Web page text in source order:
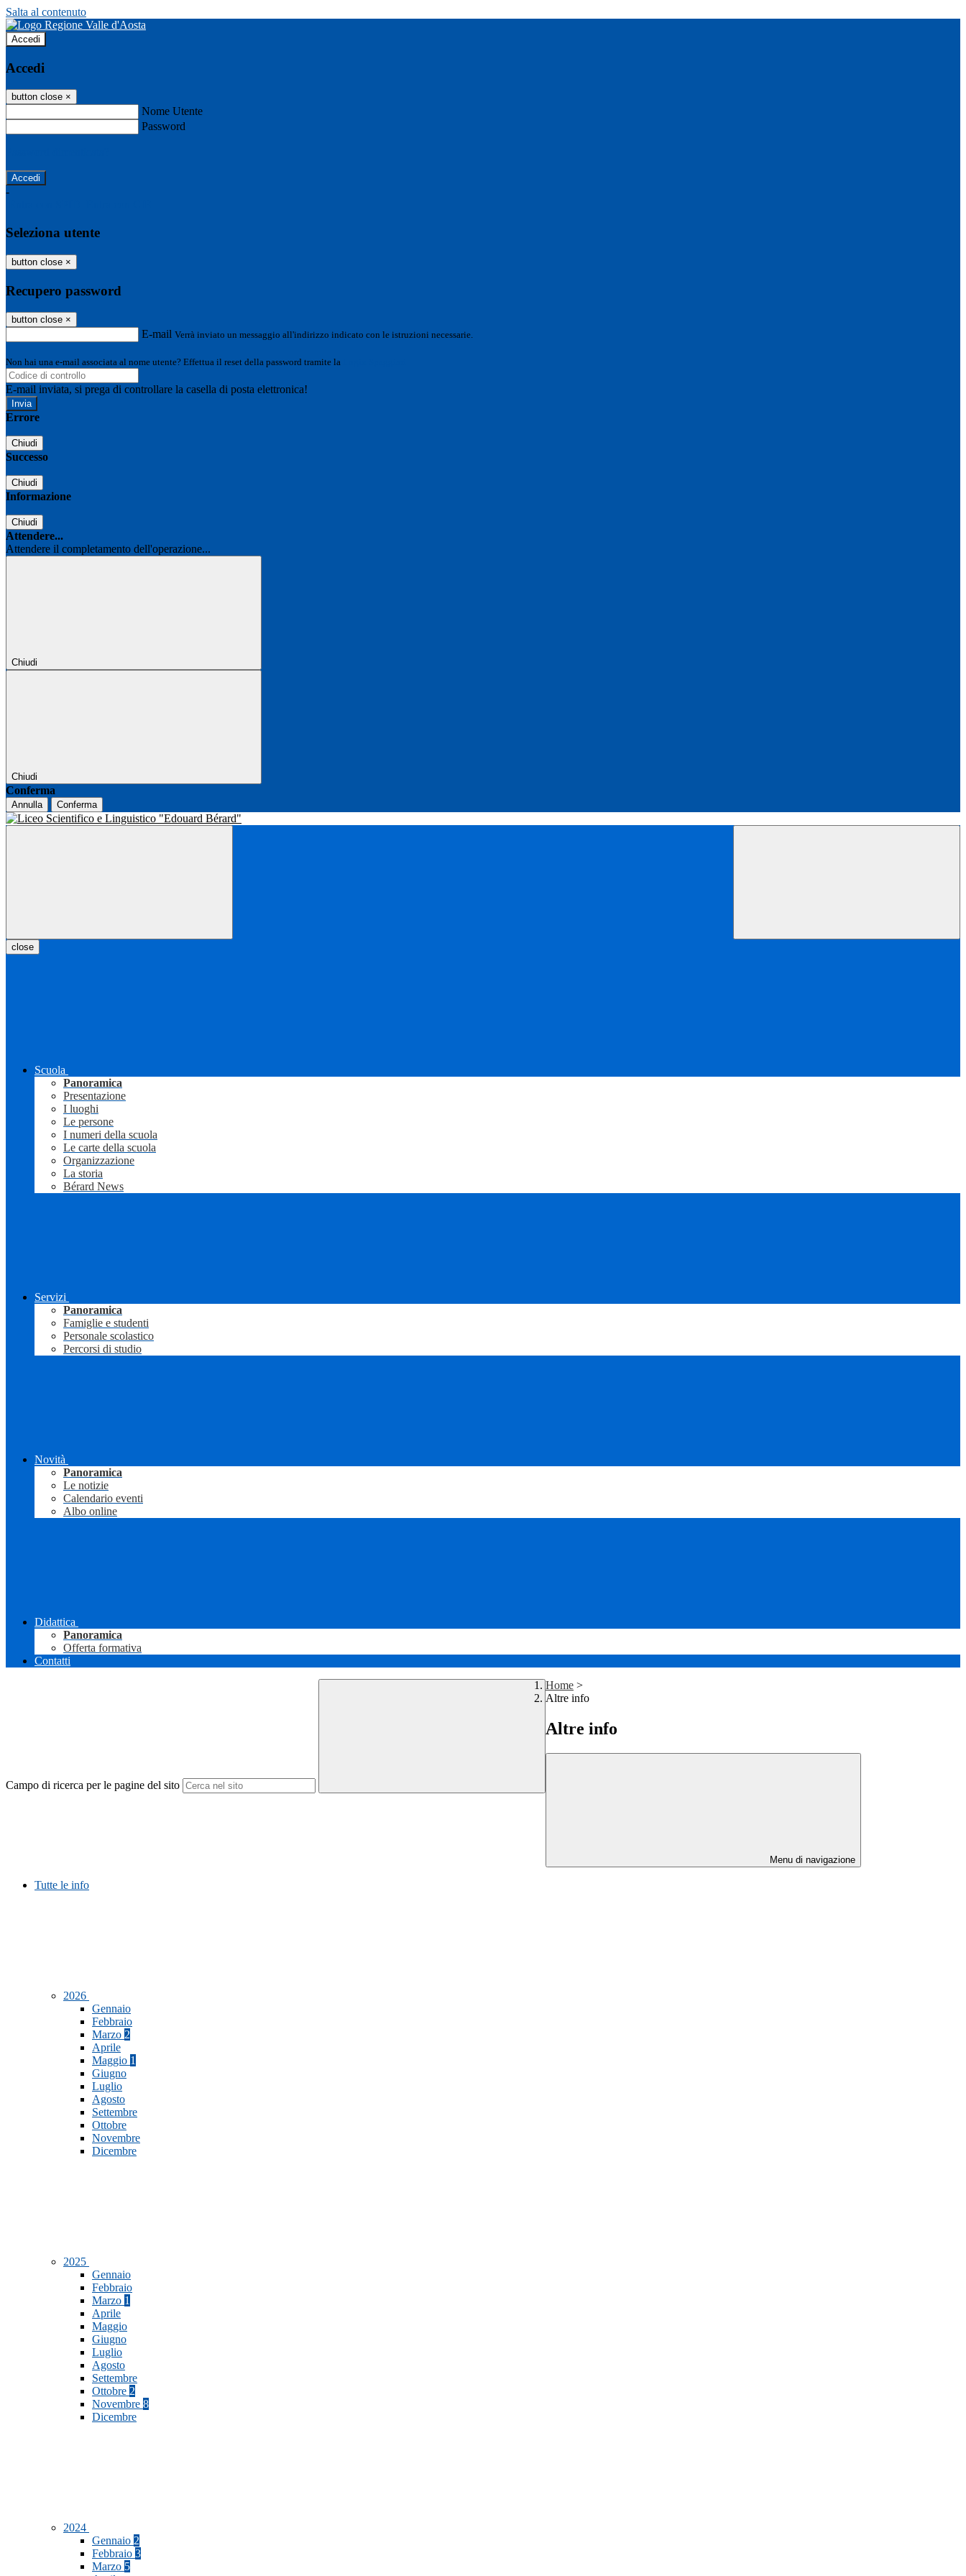
Salta al contenuto
Accedi
Accedi
button close ×
Nome Utente
Password
-
Seleziona utente
button close ×
Recupero password
button close ×
E-mail Verrà inviato un messaggio all'indirizzo indicato con le istruzioni necessarie.
Non hai una e-mail associata al nome utente? Effettua il reset della password tramite la
E-mail inviata, si prega di controllare la casella di posta elettronica!
Errore
Chiudi
Successo
Chiudi
Informazione
Chiudi
Attendere...
Attendere il completamento dell'operazione...
Chiudi
Chiudi
Conferma
Annulla Conferma
close
Scuola
Panoramica
Presentazione
I luoghi
Le persone
I numeri della scuola
Le carte della scuola
Organizzazione
La storia
Bérard News
Servizi
Panoramica
Famiglie e studenti
Personale scolastico
Percorsi di studio
Novità
Panoramica
Le notizie
Calendario eventi
Albo online
Didattica
Panoramica
Offerta formativa
Contatti
Campo di ricerca per le pagine del sito
Home >
Altre info
Altre info
Menu di navigazione
Tutte le info
2026
Gennaio
Febbraio
Marzo 2
Aprile
Maggio 1
Giugno
Luglio
Agosto
Settembre
Ottobre
Novembre
Dicembre
2025
Gennaio
Febbraio
Marzo 1
Aprile
Maggio
Giugno
Luglio
Agosto
Settembre
Ottobre 2
Novembre 8
Dicembre
2024
Gennaio 2
Febbraio 3
Marzo 5